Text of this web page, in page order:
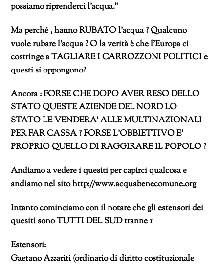
possiamo riprenderci l’acqua.”
Ma perché , hanno RUBATO l’acqua ? Qualcuno
vuole rubare l’acqua ? O la verità è che l’Europa ci
costringe a TAGLIARE I CARROZZONI POLITICI e
questi si oppongono?
Ancora : FORSE CHE DOPO AVER RESO DELLO
STATO QUESTE AZIENDE DEL NORD LO
STATO LE VENDERA’ ALLE MULTINAZIONALI
PER FAR CASSA ? FORSE L’OBBIETTIVO E’
PROPRIO QUELLO DI RAGGIRARE IL POPOLO ?
Andiamo a vedere i quesiti per capirci qualcosa e
andiamo nel sito http://www.acquabenecomune.org
Intanto cominciamo con il notare che gli estensori dei
quesiti sono TUTTI DEL SUD tranne 1
Estensori:
Gaetano Azzariti (ordinario di diritto costituzionale